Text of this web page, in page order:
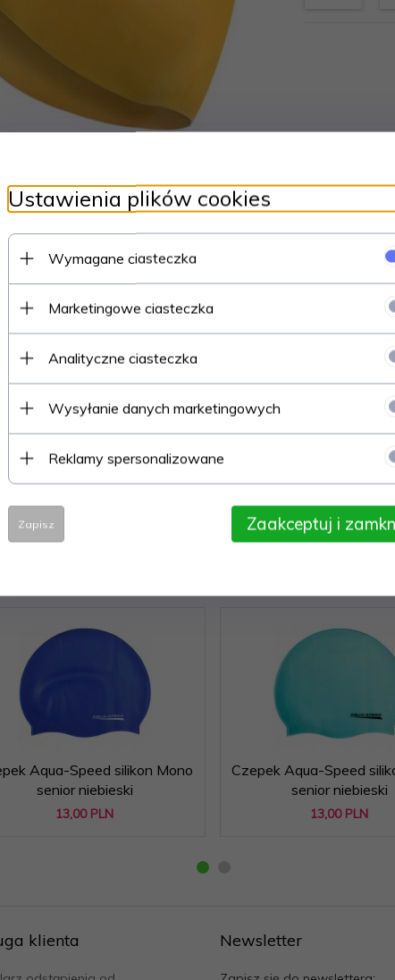
Aqua-Speed silikon Mono
senior niebieski
13,00 PLN
Czepek Aqua-Speed
senior niebieski
13,00 PLN
klienta Newsletter
Ustawienia plików cookies
Wymagane ciasteczka
Marketingowe ciasteczka
Analityczne ciasteczka
Wysyłanie danych marketingowych
Reklamy spersonalizowane
Zapisz Zaakceptuj i